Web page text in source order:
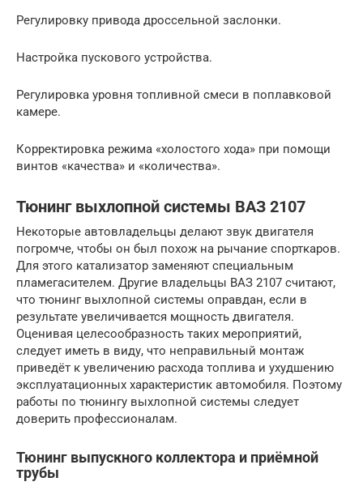
Регулировку привода дроссельной заслонки.
Настройка пускового устройства.
Регулировка уровня топливной смеси в поплавковой
камере.
Корректировка режима «холостого хода» при помощи
винтов «качества» и «количества».
Тюнинг выхлопной системы ВАЗ 2107
Некоторые автовладельцы делают звук двигателя
погромче, чтобы он был похож на рычание спорткаров.
Для этого катализатор заменяют специальным
пламегасителем. Другие владельцы ВАЗ 2107 считают,
что тюнинг выхлопной системы оправдан, если в
результате увеличивается мощность двигателя.
Оценивая целесообразность таких мероприятий,
следует иметь в виду, что неправильный монтаж
приведёт к увеличению расхода топлива и ухудшению
эксплуатационных характеристик автомобиля. Поэтому
работы по тюнингу выхлопной системы следует
доверить профессионалам.
Тюнинг выпускного коллектора и приёмной
трубы